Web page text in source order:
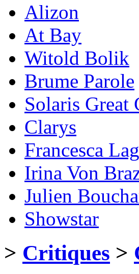
Alizon
At Bay
Witold Bolik
Brume Parole
Solaris Great
Clarys
Francesca
Irina Von
Julien
Showstar
> Critiques >